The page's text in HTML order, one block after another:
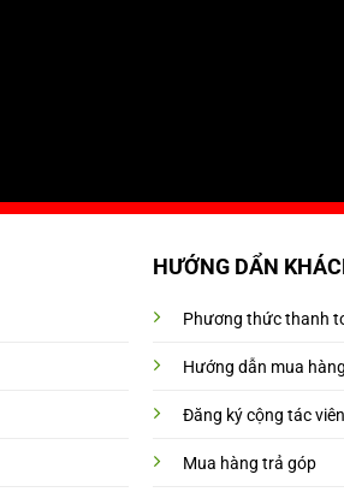
HƯỚNG DẨN
Phương thức thanh
Hướng dẫn mua
Đăng ký cộng tác viên
Mua hàng trả góp